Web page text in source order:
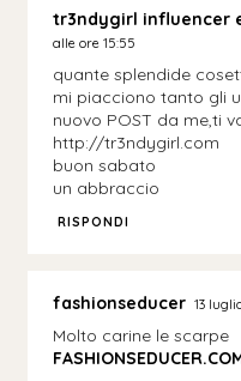
tr3ndygirl influencer
alle ore 15:55
quante splendide
mi piacciono tanto gli
nuovo POST da me,ti
http://tr3ndygirl.com
buon sabato
un abbraccio
RISPONDI
fashionseducer 13
Molto carine le scarpe